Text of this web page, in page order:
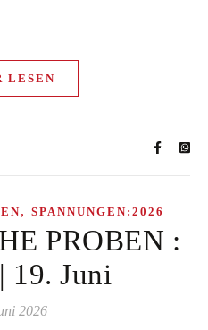
LESEN
, SPANNUNGEN:2026
PROBEN :
19. Juni
2026